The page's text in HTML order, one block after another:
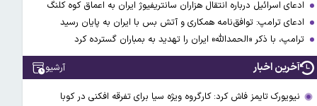
ادعای اسرائیل درباره انتقال هزاران سانتریفیوژ ایران به اعماق کوه کلنگ
ادعای ترامپ: توافق‌نامه همکاری و آتش بس با ایران به پایان رسید
ترامپ، با ذکر «الحمدالله» ایران را تهدید به بمباران گسترده کرد
آخرین اخبار آرشیو
نیویورک تایمز فاش کرد: کارگروه ویژه سیا برای تفرقه افکنی در کوبا